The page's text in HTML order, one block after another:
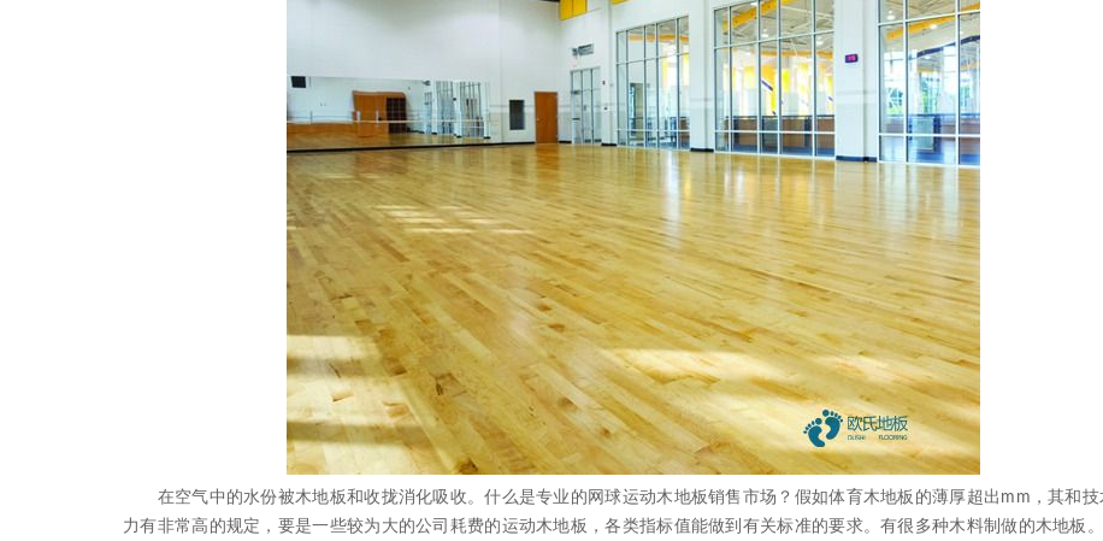
在空气中的水份被木地板和收拢消化吸收。什么是专业的网球运动木地板销售市场？假如体育木地板的薄厚超出mm，其和技
力有非常高的规定，要是一些较为大的公司耗费的运动木地板，各类指标值能做到有关标准的要求。有很多种木料制做的木地板